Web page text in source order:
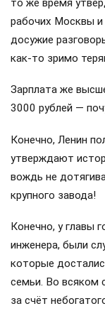
то же время
рабочих Москвы и
досужие
как-то зримо
Зарплата же
3000 рублей —
Конечно, Ленин
утверждают
вождь не
крупного завода!
Конечно, у главы
инженера, были
которые
семьи. Во всяком
за счёт